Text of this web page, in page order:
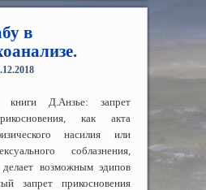
в
книги Д.Анзье: запрет
как акта
насилия или
соблазнения,
возможным эдипов
запрет прикосновения